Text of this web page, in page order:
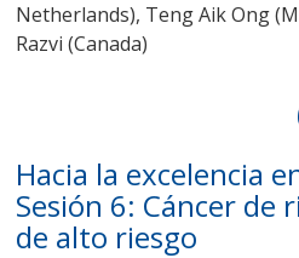
Netherlands), Teng Aik Ong
Razvi (Canada)
Hacia la excelencia
Sesión 6: Cáncer de
de alto riesgo